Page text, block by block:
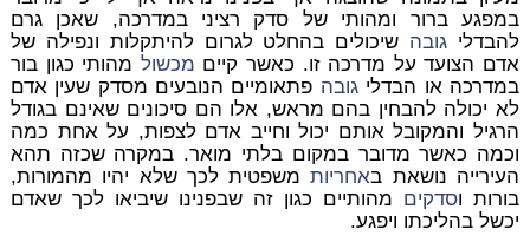
במפגע ברור ומהותי של סדק רציני במדרכה, שאכן גרם
להבדלי גובה שיכולים בהחלט לגרום להיתקלות ונפילה של
אדם הצועד על מדרכה זו. כאשר קיים מכשול מהותי כגון בור
במדרכה או הבדליגובה פתאומיים הנובעים מסדק שעין אדם
לא יכולה להבחין בהם מראש, אלו הם סיכונים שאינם בגודל
הרגיל והמקובל אותם יכול וחייב אדם לצפות, על אחת כמה
וכמה כאשר מדובר במקום בלתי מואר. במקרה שכזה תהא
העירייה נושאת באחריותמשפטית לכך שלא יהיו מהמורות,
בורות וסדקים מהותיים כגון זה שבפנינו שיביאו לכך שאדם
יכשל בהליכתו ויפגע.